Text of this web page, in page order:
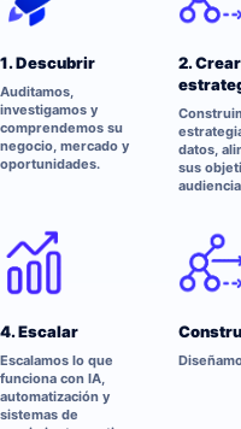
1. Descubrir
Auditamos,
investigamos y
comprendemos su
negocio, mercado y
oportunidades.
2.
datos,
sus
4. Escalar
Escalamos lo que
funciona con IA,
automatización y
sistemas de